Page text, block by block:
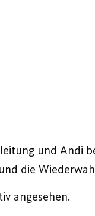
und Andi
die
angesehen.